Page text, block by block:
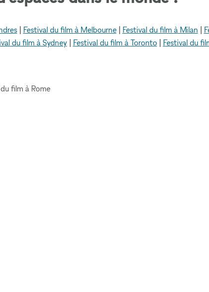
| Festival du film à Melbourne| Festival du film à Milan |
du film à Sydney | Festival du film à Toronto| Festival du
film à Rome